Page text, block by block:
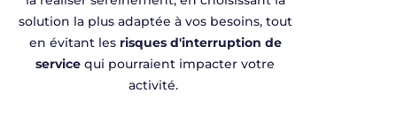
solution la plus adaptée à vos besoins, tout
en évitant lesrisques d'interruption de
service qui pourraient impacter votre
activité.